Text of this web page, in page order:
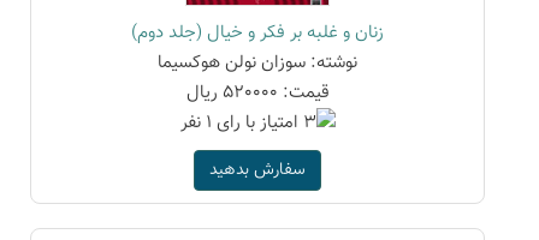
زنان و غلبه بر فکر و خیال (جلد دوم)
نوشته: سوزان نولن هوکسیما
قیمت: 520000 ریال
سفارش بدهید